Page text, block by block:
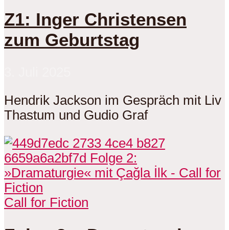
Z1: Inger Christensen
zum Geburtstag
Hendrik Jackson im Gespräch mit Liv
Thastum und Gudio Graf
Call for Fiction